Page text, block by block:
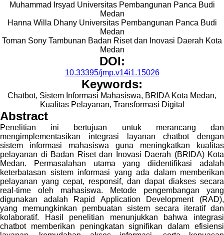
Muhammad Irsyad Universitas Pembangunan Panca Budi
Medan
Hanna Willa Dhany Universitas Pembangunan Panca Budi
Medan
Toman Sony Tambunan Badan Riset dan Inovasi Daerah Kota
Medan
DOI:
10.33395/jmp.v14i1.15026
Keywords:
Chatbot, Sistem Informasi Mahasiswa, BRIDA Kota Medan,
Kualitas Pelayanan, Transformasi Digital
Abstract
Penelitian ini bertujuan untuk merancang dan
mengimplementasikan integrasi layanan chatbot dengan
sistem informasi mahasiswa guna meningkatkan kualitas
pelayanan di Badan Riset dan Inovasi Daerah (BRIDA) Kota
Medan. Permasalahan utama yang diidentifikasi adalah
keterbatasan sistem informasi yang ada dalam memberikan
pelayanan yang cepat, responsif, dan dapat diakses secara
real-time oleh mahasiswa. Metode pengembangan yang
digunakan adalah Rapid Application Development (RAD),
yang memungkinkan pembuatan sistem secara iteratif dan
kolaboratif. Hasil penelitian menunjukkan bahwa integrasi
chatbot memberikan peningkatan signifikan dalam efisiensi